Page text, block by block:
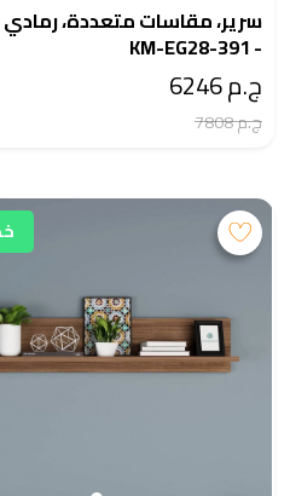
سرير، مقاسات متعددة، رمادي
- KM-EG28-391
ج.م 6246
ج.م 7808